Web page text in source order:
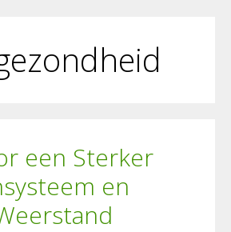
een Sterker
en